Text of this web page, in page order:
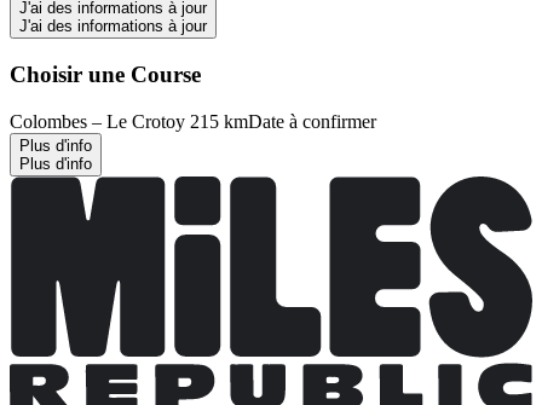
J'ai des informations à jour
J'ai des informations à jour
Choisir une Course
Colombes – Le Crotoy 215 kmDate à confirmer
Plus d'info
Plus d'info